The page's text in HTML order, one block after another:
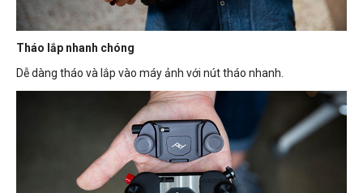
Tháo lắp nhanh chóng
Dễ dàng tháo và lắp vào máy ảnh với nút tháo nhanh.